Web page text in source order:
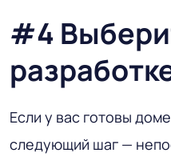
#4
Если у вас готовы
следующий шаг —